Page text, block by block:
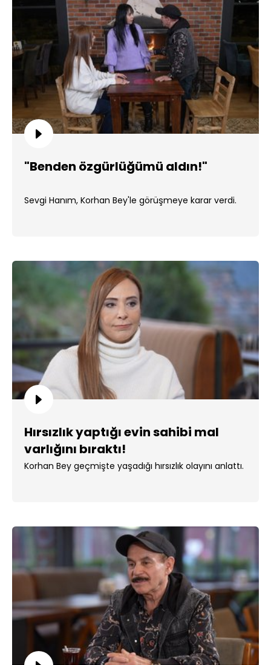
"Benden özgürlüğümü aldın!"
Sevgi Hanım, Korhan Bey'le görüşmeye karar verdi.
Hırsızlık yaptığı evin sahibi mal
varlığını bıraktı!
Korhan Bey geçmişte yaşadığı hırsızlık olayını anlattı.